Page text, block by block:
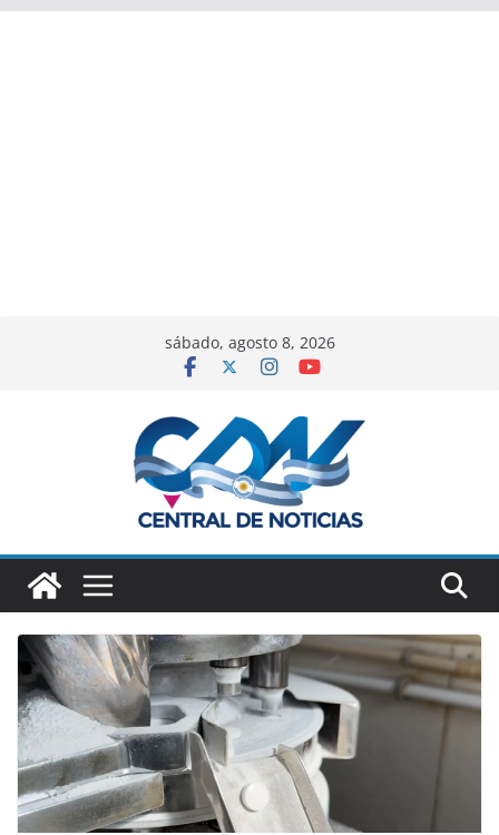
sábado, agosto 8, 2026